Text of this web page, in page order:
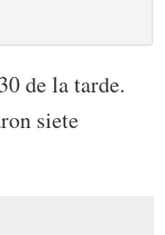
de la tarde.
siete